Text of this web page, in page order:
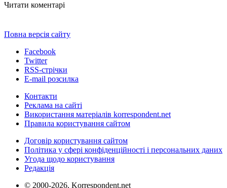
Читати коментарі
Повна версія сайту
Facebook
Twitter
RSS-стрічки
E-mail розсилка
Контакти
Реклама на сайті
Використання матеріалів korrespondent.net
Правила користування сайтом
Договір користування сайтом
Політика у сфері конфіденційності і персональних даних
Угода щодо користування
Редакція
© 2000-2026, Korrespondent.net